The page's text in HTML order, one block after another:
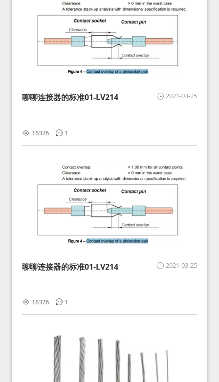
2021-03-25
聊聊连接器的标准01-LV214
16376 1
2021-03-25
聊聊连接器的标准01-LV214
16376 1